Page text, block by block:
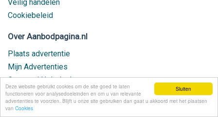
Sluiten
Deze website gebruikt cookies om de site goed te laten
functioneren voor analysedoeleinden en om u van relevante
advertenties te voorzien. Blijft u onze site gebruiken dan gaat u akkoord met het plaatsen
van Cookies
Veilig handelen
Cookiebeleid
Over Aanbodpagina.nl
Plaats advertentie
Mijn Advertenties
Contact / Helpdesk
Nieuw geplaatst